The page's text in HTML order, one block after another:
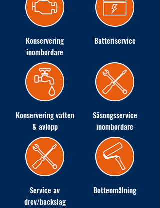
Konservering
inombordare
Batteriservice
Konservering vatten
& avlopp
Säsongsservice
inombordare
Service av
drev/backslag
Bottenmålning